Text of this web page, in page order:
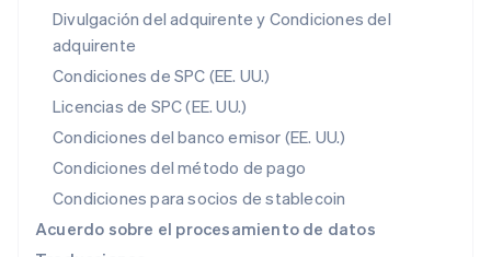
Divulgación del adquirente y Condiciones del
adquirente
Condiciones de SPC (EE. UU.)
Licencias de SPC (EE. UU.)
Condiciones del banco emisor (EE. UU.)
Condiciones del método de pago
Condiciones para socios de stablecoin
Acuerdo sobre el procesamiento de datos
FrançaisDeutschEnglish
Malasia
English简体中文
English
México
Noruega
English
Nueva Zelandia